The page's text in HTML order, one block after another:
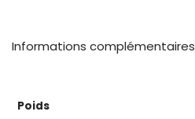
Informations complémentaires
Poids